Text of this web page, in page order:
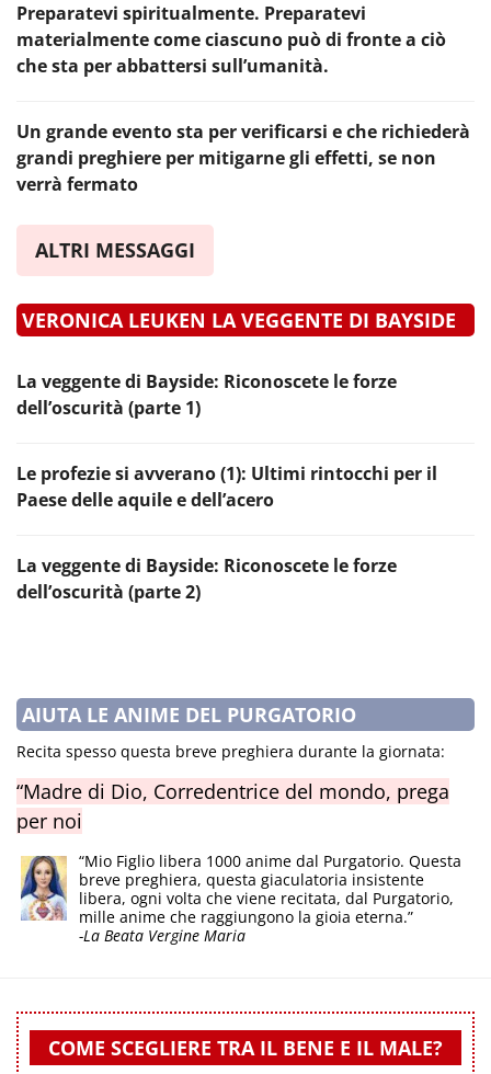
Preparatevi spiritualmente. Preparatevi
materialmente come ciascuno può di fronte a ciò
che sta per abbattersi sull’umanità.
Un grande evento sta per verificarsi e che richiederà
grandi preghiere per mitigarne gli effetti, se non
verrà fermato
ALTRI MESSAGGI
VERONICA LEUKEN LA VEGGENTE DI BAYSIDE
La veggente di Bayside: Riconoscete le forze
dell’oscurità (parte 1)
Le profezie si avverano (1): Ultimi rintocchi per il
Paese delle aquile e dell’acero
La veggente di Bayside: Riconoscete le forze
dell’oscurità (parte 2)
AIUTA LE ANIME DEL PURGATORIO
Recita spesso questa breve preghiera durante la giornata:
“Madre di Dio, Corredentrice del mondo, prega
per noi
“Mio Figlio libera 1000 anime dal Purgatorio. Questa
breve preghiera, questa giaculatoria insistente
libera, ogni volta che viene recitata, dal Purgatorio,
mille anime che raggiungono la gioia eterna.”
-La Beata Vergine Maria
COME SCEGLIERE TRA IL BENE E IL MALE?